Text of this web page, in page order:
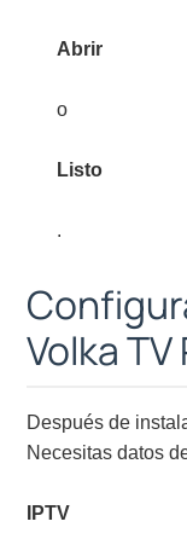
Abrir
o
Listo
.
Volka TV
Después de
Necesitas datos
IPTV